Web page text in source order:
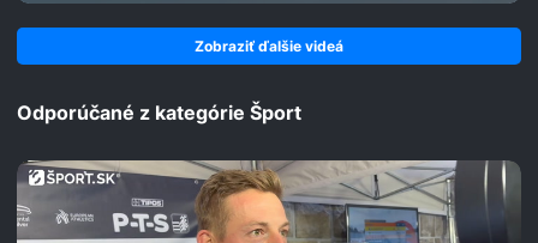
Zobraziť ďalšie videá
Odporúčané z kategórie Šport